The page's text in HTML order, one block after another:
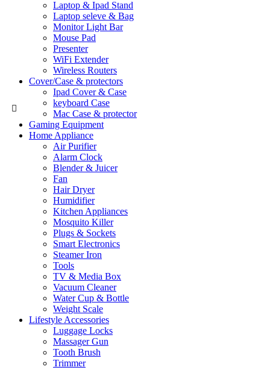
Laptop & Ipad Stand
Laptop seleve & Bag
Monitor Light Bar
Mouse Pad
Presenter
WiFi Extender
Wireless Routers
Cover/Case & protectors
Ipad Cover & Case
keyboard Case
Mac Case & protector
Gaming Equipment
Home Appliance
Air Purifier
Alarm Clock
Blender & Juicer
Fan
Hair Dryer
Humidifier
Kitchen Appliances
Mosquito Killer
Plugs & Sockets
Smart Electronics
Steamer Iron
Tools
TV & Media Box
Vacuum Cleaner
Water Cup & Bottle
Weight Scale
Lifestyle Accessories
Luggage Locks
Massager Gun
Tooth Brush
Trimmer